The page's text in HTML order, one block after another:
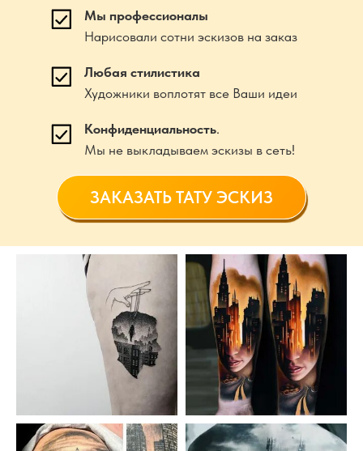
Любая стилистика
Художники воплотят все Ваши идеи
Конфиденциальность.
Мы не выкладываем эскизы в сеть!
Мы профессионалы
Нарисовали сотни эскизов на заказ
ЗАКАЗАТЬ ТАТУ ЭСКИЗ